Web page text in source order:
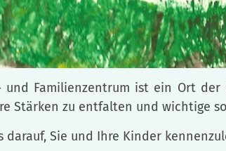
und Familienzentrum ist ein Ort
Stärken zu entfalten und wichtige
darauf, Sie und Ihre Kinder